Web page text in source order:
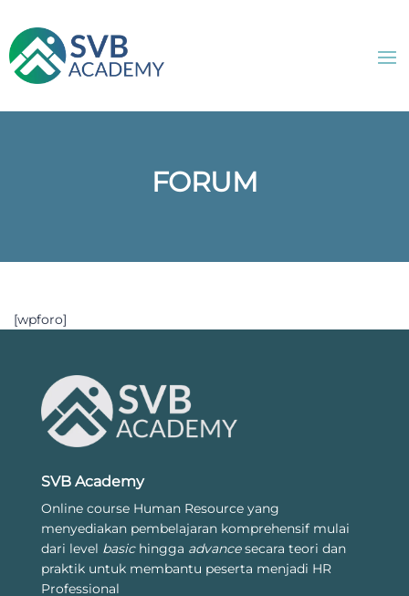
FORUM
[wpforo]
SVB Academy
Online course Human Resource yang
menyediakan pembelajaran komprehensif mulai
dari level basichingga advancesecara teori dan
praktik untuk membantu peserta menjadi HR
Professional